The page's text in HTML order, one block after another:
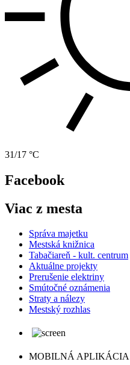
31/17 °C
Facebook
Viac z mesta
Správa majetku
Mestská knižnica
Tabačiareň - kult. centrum
Aktuálne projekty
Prerušenie elektriny
Smútočné oznámenia
Straty a nálezy
Mestský rozhlas
MOBILNÁ APLIKÁCIA